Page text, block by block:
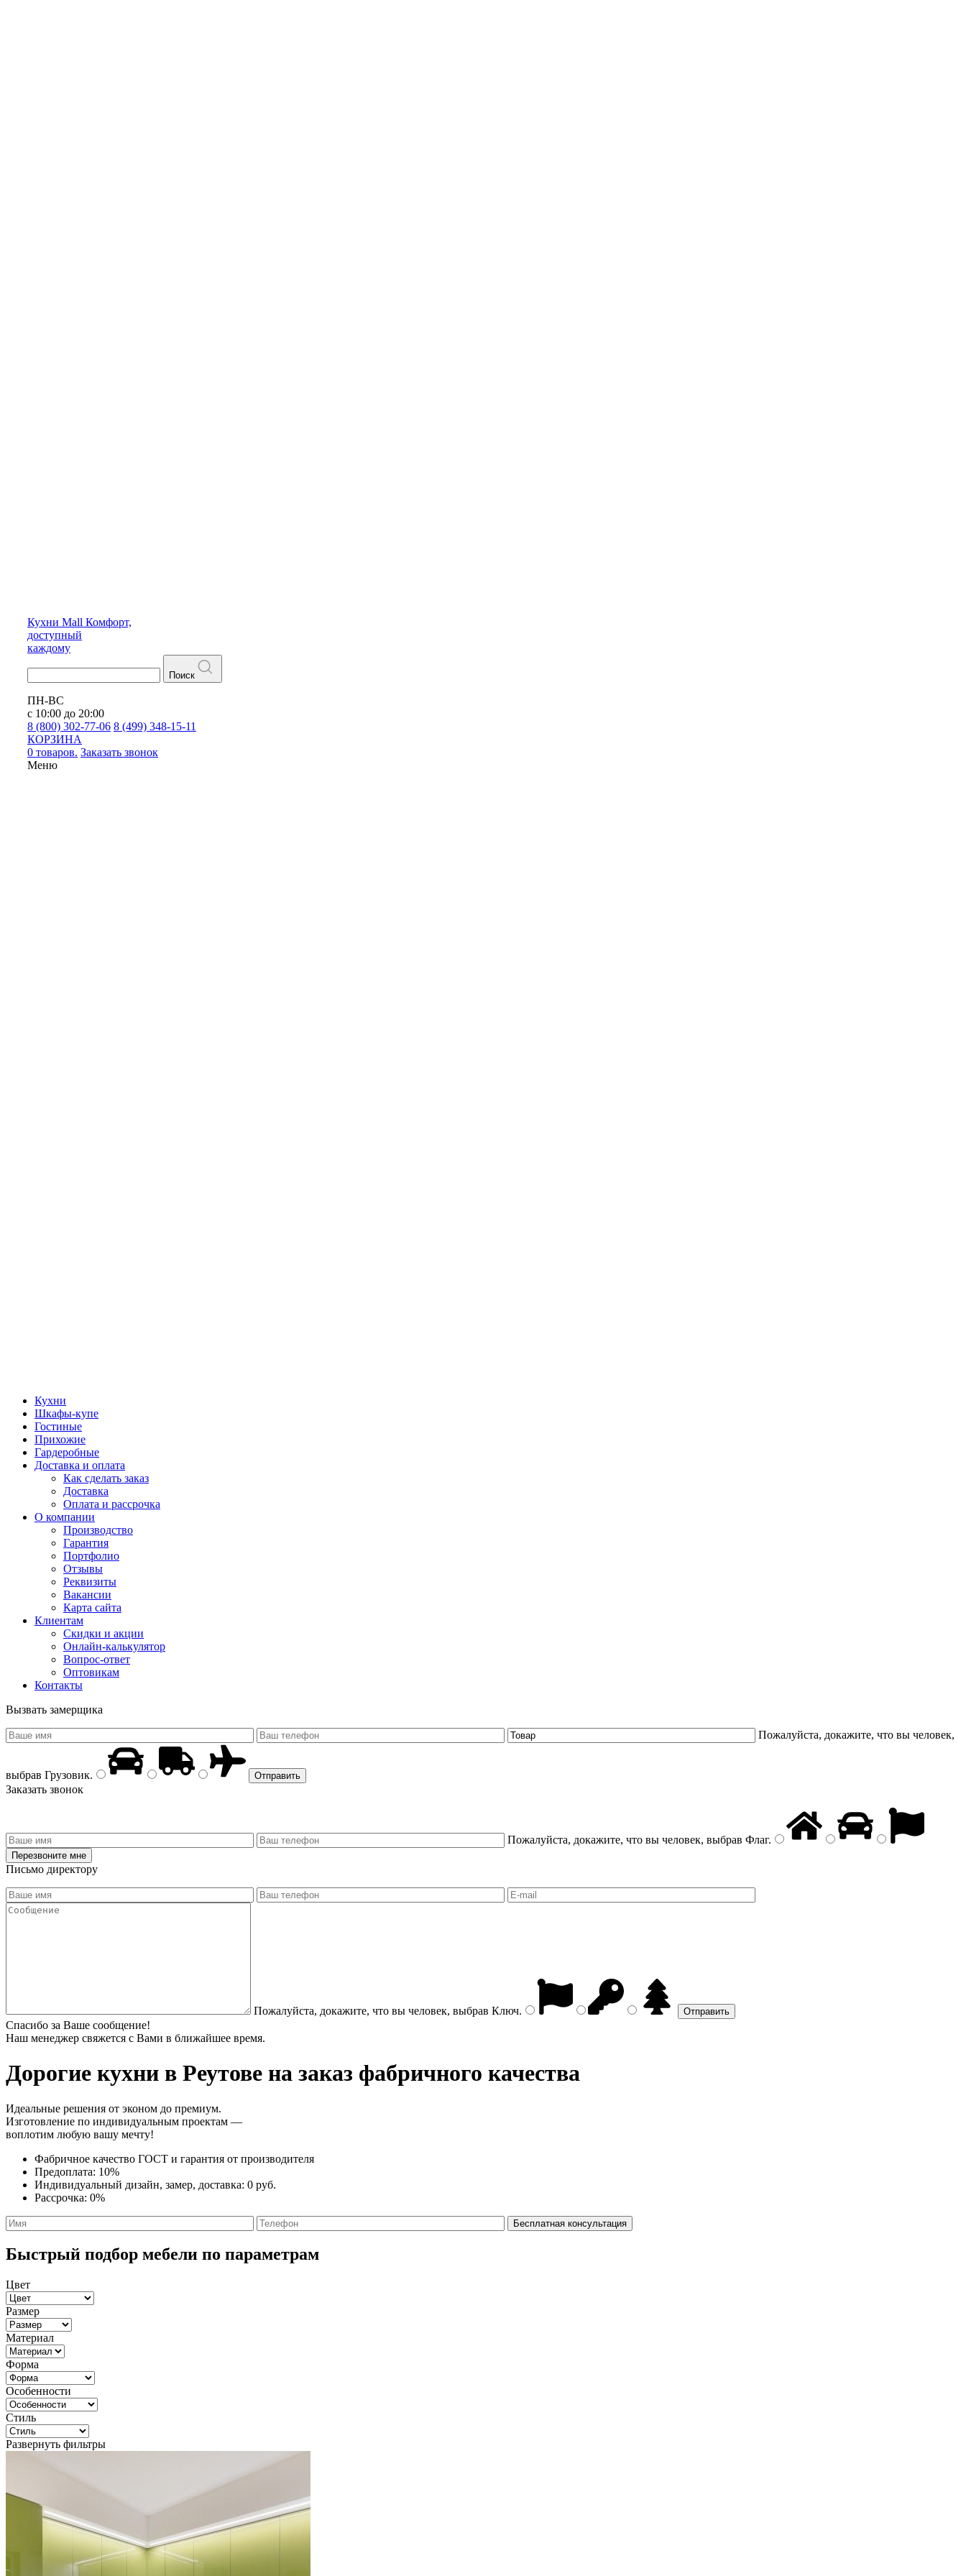
Кухни Mall Комфорт,
доступный
каждому
Поиск
ПН-ВС
с 10:00 до 20:00
8 (800) 302-77-06 8 (499) 348-15-11
КОРЗИНА
0 товаров. Заказать звонок
Меню
Кухни
Шкафы-купе
Гостиные
Прихожие
Гардеробные
Доставка и оплата
Как сделать заказ
Доставка
Оплата и рассрочка
О компании
Производство
Гарантия
Портфолио
Отзывы
Реквизиты
Вакансии
Карта сайта
Клиентам
Скидки и акции
Онлайн-калькулятор
Вопрос-ответ
Оптовикам
Контакты
Вызвать замерщика
Пожалуйста, докажите, что вы человек,
выбрав Грузовик.
Заказать звонок
Пожалуйста, докажите, что вы человек, выбрав Флаг.
Письмо директору
Пожалуйста, докажите, что вы человек, выбрав Ключ.
Спасибо за Ваше сообщение!
Наш менеджер свяжется с Вами в ближайшее время.
Дорогие кухни в Реутове на заказ фабричного качества
Идеальные решения от эконом до премиум.
Изготовление по индивидуальным проектам —
воплотим любую вашу мечту!
Фабричное качество ГОСТ и гарантия от производителя
Предоплата: 10%
Индивидуальный дизайн, замер, доставка: 0 руб.
Рассрочка: 0%
Быстрый подбор мебели по параметрам
Цвет
Размер
Материал
Форма
Особенности
Стиль
Развернуть фильтры